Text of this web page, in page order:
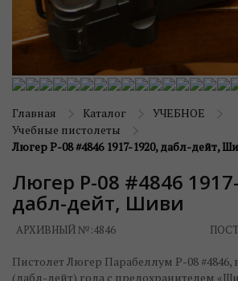
Главная Каталог
УЧЕБНОЕ
Учебные пистолеты
Люгер P-08 #4846 1917-1920, дабл-дейт,
Люгер P-08 #4846
дабл-дейт, Шиви
АРХИВНЫЙ №:4846
Пистолет Люгер Парабеллум P-08 #4846,
(дабл-дейт) года с предохранителем